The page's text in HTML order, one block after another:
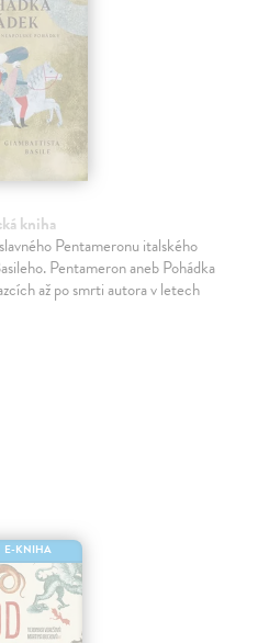
kniha
Pentameronu italského
Pentameron aneb Pohádka
až po smrti autora v letech
E-KNIHA